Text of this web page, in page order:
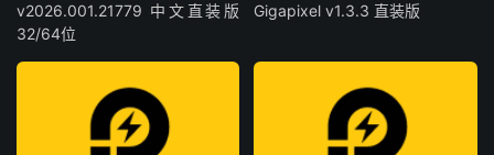
v2026.001.21779 中文直装版
32/64位
Gigapixel v1.3.3 直装版